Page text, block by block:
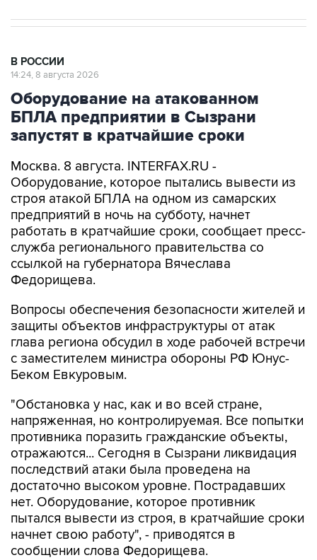
В РОССИИ
14:24, 8 августа 2026
Оборудование на атакованном
БПЛА предприятии в Сызрани
запустят в кратчайшие сроки
Москва. 8 августа. INTERFAX.RU -
Оборудование, которое пытались вывести из
строя атакой БПЛА на одном из самарских
предприятий в ночь на субботу, начнет
работать в кратчайшие сроки, сообщает пресс-
служба регионального правительства со
ссылкой на губернатора Вячеслава
Федорищева.
Вопросы обеспечения безопасности жителей и
защиты объектов инфраструктуры от атак
глава региона обсудил в ходе рабочей встречи
с заместителем министра обороны РФ Юнус-
Беком Евкуровым.
"Обстановка у нас, как и во всей стране,
напряженная, но контролируемая. Все попытки
противника поразить гражданские объекты,
отражаются... Сегодня в Сызрани ликвидация
последствий атаки была проведена на
достаточно высоком уровне. Пострадавших
нет. Оборудование, которое противник
пытался вывести из строя, в кратчайшие сроки
начнет свою работу", - приводятся в
сообщении слова Федорищева.